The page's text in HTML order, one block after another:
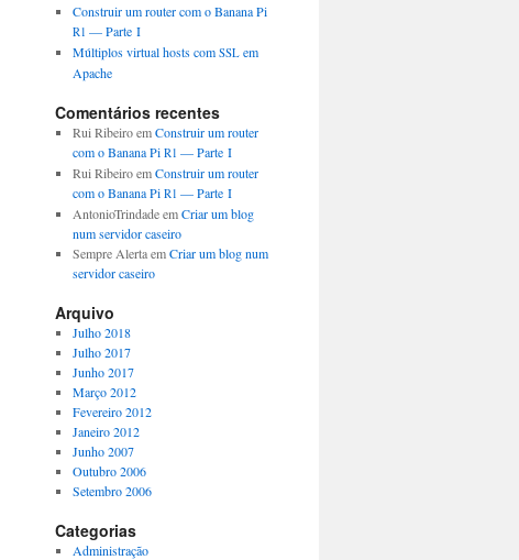
Construir um router com o Banana Pi
R1 — Parte I
Múltiplos virtual hosts com SSLem
Apache
Comentários recentes
Rui RibeiroemConstruir um router
com o Banana Pi R1 — Parte I
Rui RibeiroemConstruir um router
com o Banana Pi R1 — Parte I
AntonioTrindadeemCriar um blog
num servidor caseiro
Sempre AlertaemCriar um blog num
servidor caseiro
Arquivo
Julho 2018
Julho 2017
Junho 2017
Março 2012
Fevereiro 2012
Janeiro 2012
Junho 2007
Outubro 2006
Setembro 2006
Categorias
Administração